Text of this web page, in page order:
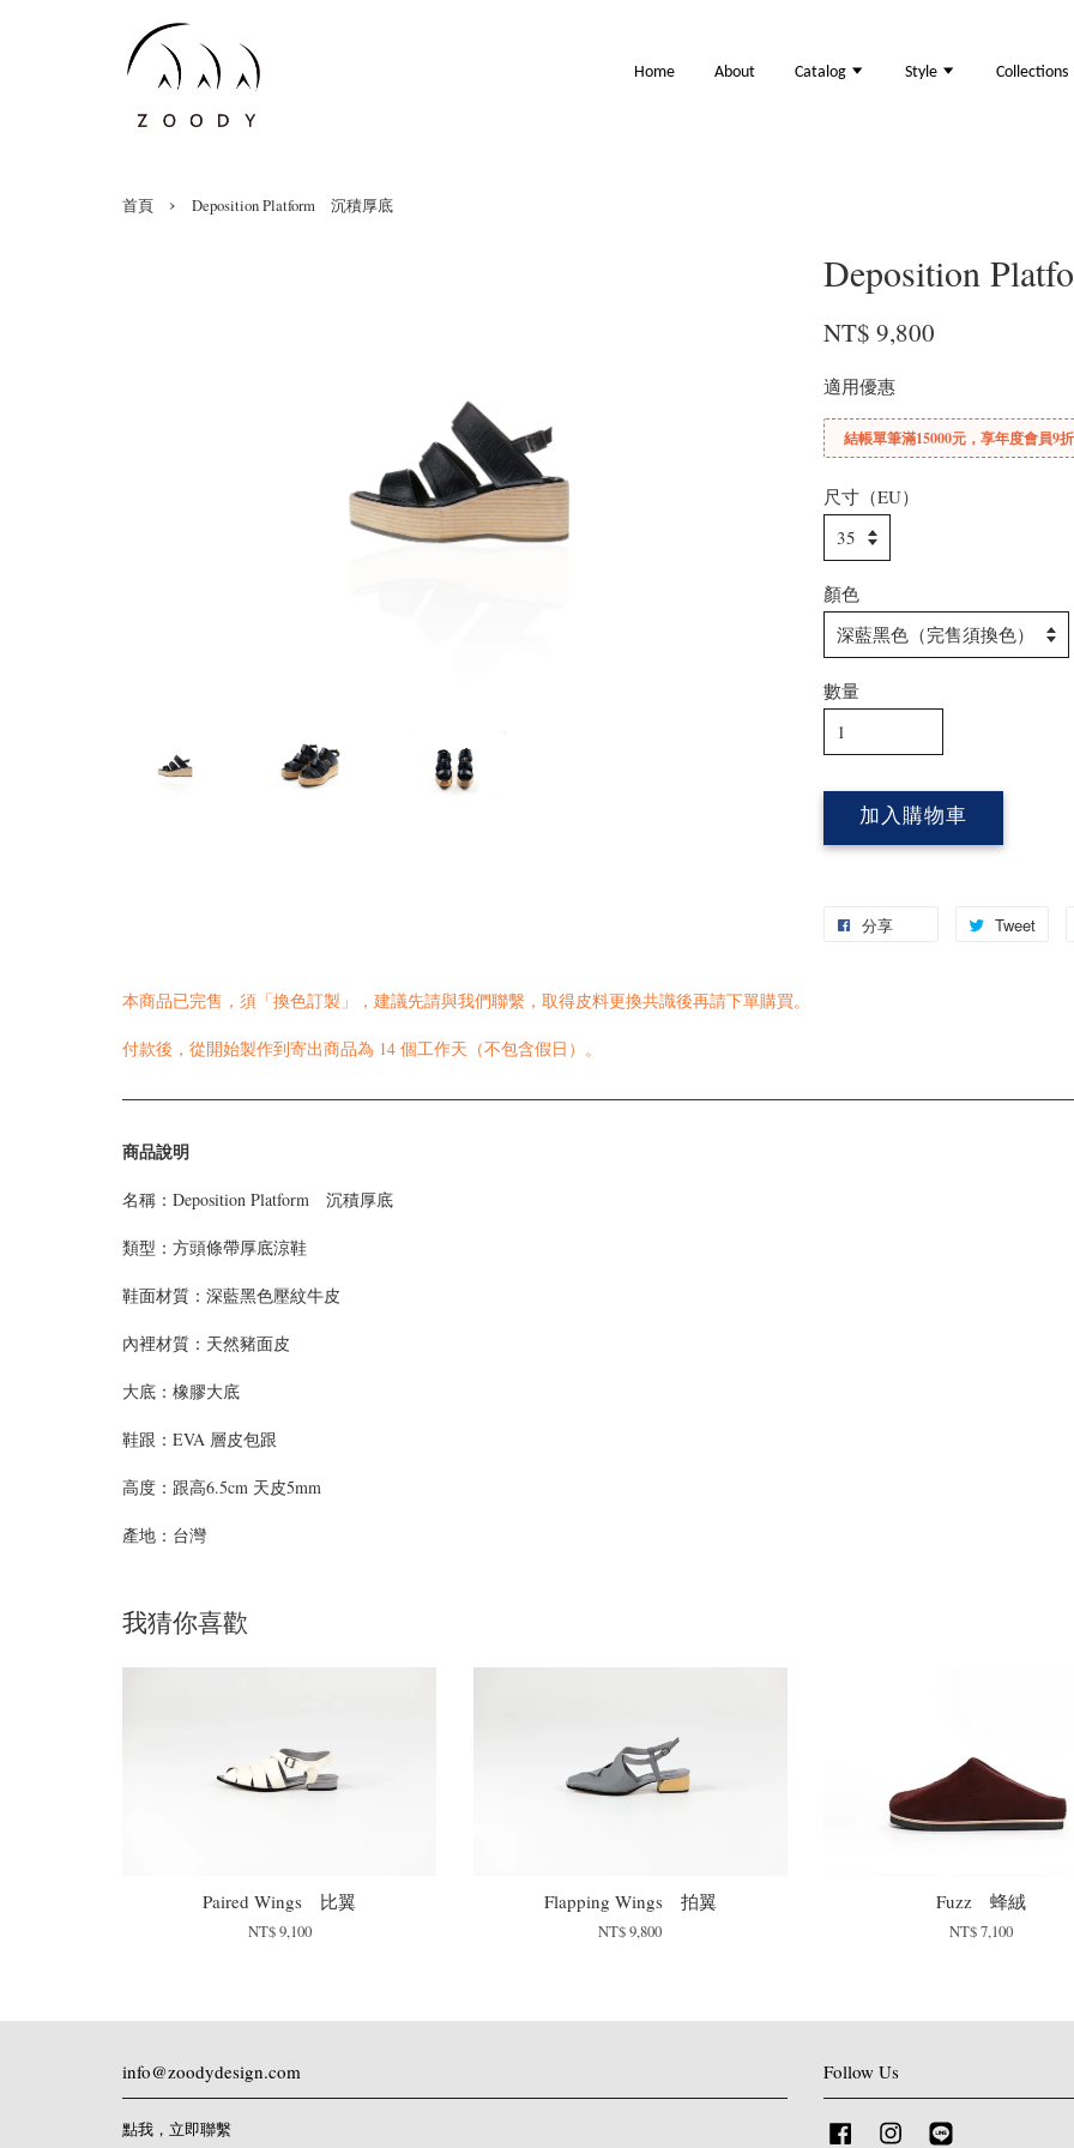
Home About Catalog Style Collections
首頁 › Deposition Platform 沉積厚底
Deposition
NT$ 9,800
適用優惠
結帳單筆滿15000元，享年度會員9
尺寸（EU）
顏色
數量
加入購物車
分享 Tweet
本商品已完售，須「換色訂製」，建議先請與我們聯繫 ，取得皮料更換共識後再請下單購買。
付款後，從開始製作到寄出商品為 14 個工作天（不包含假日）。
商品說明
名稱：Deposition Platform 沉積厚底
類型： 方頭條帶厚底涼鞋
鞋面材質： 深藍黑色壓紋牛皮
內裡材質：天然豬面皮
大底：橡膠大底
鞋跟： EVA 層皮包跟
高度： 跟高6.5cm 天皮5mm
產地：台灣
我猜你喜歡
Paired Wings 比翼
NT$ 9,100
Flapping Wings 拍翼
NT$ 9,800
Fuzz 蜂絨
NT$ 7,100
info@zoodydesign.com
點我，立即聯繫
Follow Us
Facebook Instagram